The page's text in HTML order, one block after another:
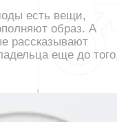
есть вещи,
образ. А
рассказывают
еще до